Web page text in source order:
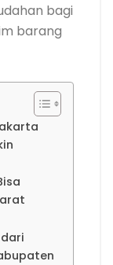
bagi
barang